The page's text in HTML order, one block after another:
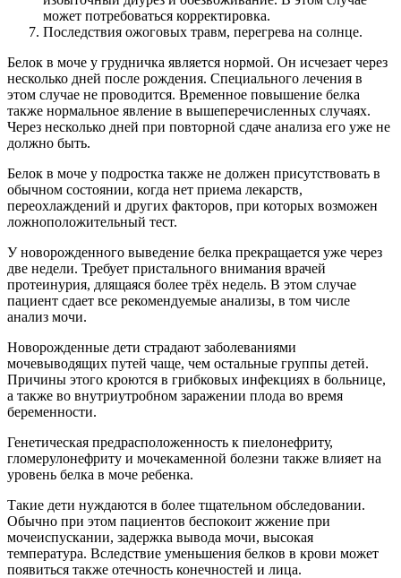
может потребоваться корректировка.
Последствия ожоговых травм, перегрева на солнце.
Белок в моче у грудничка является нормой. Он исчезает через
несколько дней после рождения. Специального лечения в
этом случае не проводится. Временное повышение белка
также нормальное явление в вышеперечисленных случаях.
Через несколько дней при повторной сдаче анализа его уже не
должно быть.
Белок в моче у подростка также не должен присутствовать в
обычном состоянии, когда нет приема лекарств,
переохлаждений и других факторов, при которых возможен
ложноположительный тест.
У новорожденного выведение белка прекращается уже через
две недели. Требует пристального внимания врачей
протеинурия, длящаяся более трёх недель. В этом случае
пациент сдает все рекомендуемые анализы, в том числе
анализ мочи.
Новорожденные дети страдают заболеваниями
мочевыводящих путей чаще, чем остальные группы детей.
Причины этого кроются в грибковых инфекциях в больнице,
а также во внутриутробном заражении плода во время
беременности.
Генетическая предрасположенность к пиелонефриту,
гломерулонефриту и мочекаменной болезни также влияет на
уровень белка в моче ребенка.
Такие дети нуждаются в более тщательном обследовании.
Обычно при этом пациентов беспокоит жжение при
мочеиспускании, задержка вывода мочи, высокая
температура. Вследствие уменьшения белков в крови может
появиться также отечность конечностей и лица.